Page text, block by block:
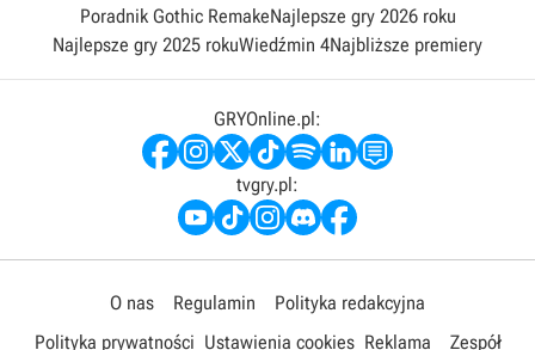
Poradnik Gothic RemakeNajlepsze gry 2026 roku
Najlepsze gry 2025 rokuWiedźmin 4Najbliższe premiery
GRYOnline.pl:
tvgry.pl:
O nas Regulamin
Polityka redakcyjna
Polityka prywatności Ustawienia cookies Reklama Zespół